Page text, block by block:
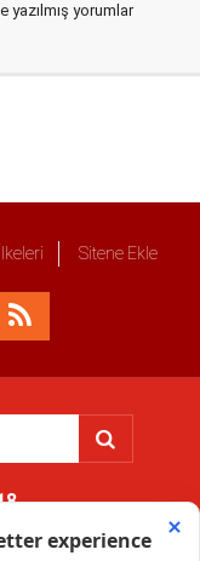
yazılmış yorumlar
Sitene Ekle